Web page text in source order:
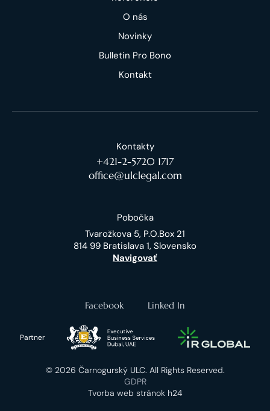
O nás
Novinky
Bulletin Pro Bono
Kontakt
Kontakty
+421-2-5720 1717
office@ulclegal.com
Pobočka
Tvarožkova 5, P.O.Box 21
814 99 Bratislava 1, Slovensko
Navigovať
Facebook Linked In
Partner
© 2026 Čarnogurský ULC. All Rights Reserved.
GDPR
Tvorba web stránok h24